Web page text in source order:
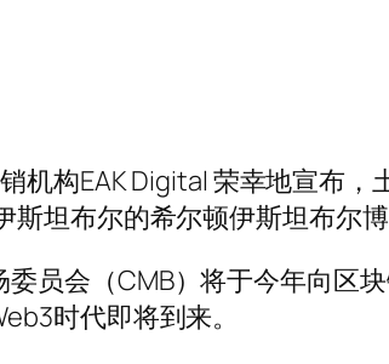
机构EAK Digital 荣幸地宣布
斯坦布尔的希尔顿伊斯坦布尔
员会（CMB）将于今年向区
时代即将到来。